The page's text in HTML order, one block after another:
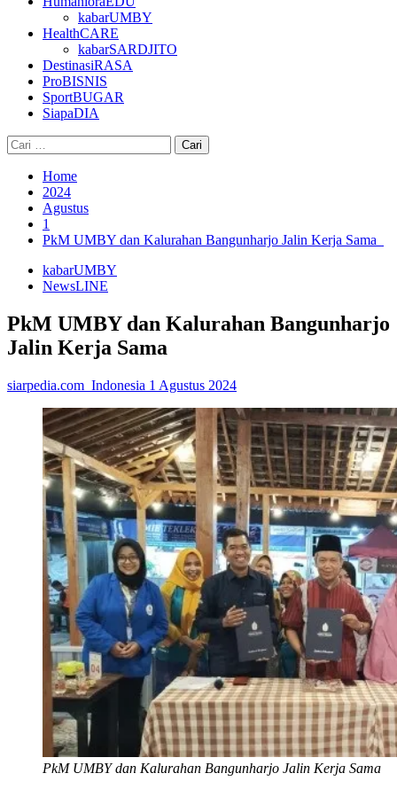
kabarUMBY
HealthCARE
kabarSARDJITO
DestinasiRASA
ProBISNIS
SportBUGAR
SiapaDIA
Cari
untuk:
Home
2024
Agustus
1
PkM UMBY dan Kalurahan Bangunharjo Jalin Kerja Sama
kabarUMBY
NewsLINE
PkM UMBY dan Kalurahan Bangunharjo
Jalin Kerja Sama
siarpedia.com_Indonesia 1 Agustus 2024
PkM UMBY dan Kalurahan Bangunharjo Jalin Kerja Sama